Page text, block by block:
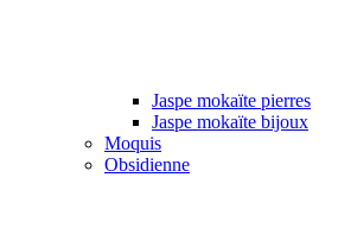
Jaspe mokaïte pierres
Jaspe mokaïte bijoux
Moquis
Obsidienne